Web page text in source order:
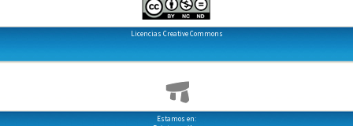
Licencias Creative Commons
Estamos en: